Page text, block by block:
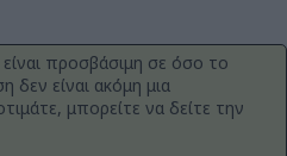
προσβάσιμη σε όσο το
είναι ακόμη μια
μπορείτε να δείτε την